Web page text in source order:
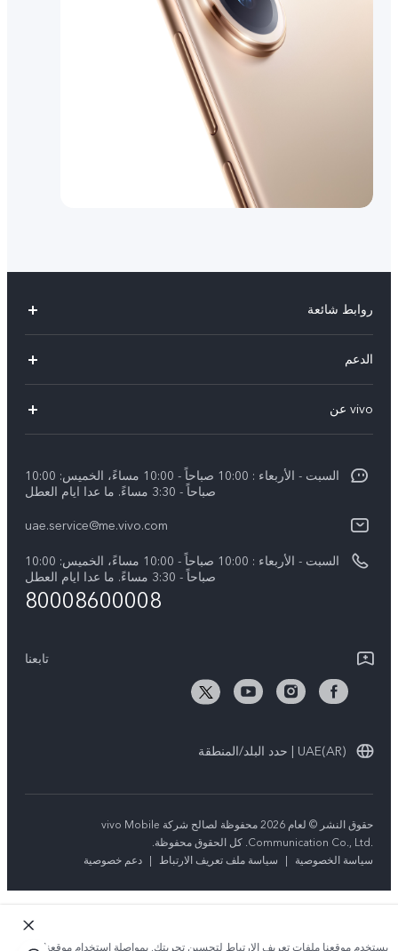
روابط شائعة
X200 FE (New)
Y39 5G
Y04
الدعم
Funtouch OS
بيان الخصوصية بشأن خدمة العملاء
تنزيل جداول LUT لاستعادة السجل
vivo عن
الأخبار
الإشعارات القانونية
نبذة عنا
الأخبار
السبت - الأربعاء : 10:00 صباحاً - 10:00 مساءً، الخميس: 10:00
صباحاً - 3:30 مساءً. ما عدا ايام العطل
uae.service@me.vivo.com
السبت - الأربعاء : 10:00 صباحاً - 10:00 مساءً، الخميس: 10:00
صباحاً - 3:30 مساءً. ما عدا ايام العطل
80008600008
تابعنا
UAE(AR) | حدد البلد/المنطقة
حقوق النشر © لعام 2026 محفوظة لصالح شركة vivo Mobile
Communication Co., Ltd.‎. كل الحقوق محفوظة.
سياسة الخصوصية
| سياسة ملف تعريف الارتباط | دعم خصوصية
يستخدم موقعنا ملفات تعريف الارتباط لتحسين تجربتك. بمواصلة استخدام موقعنا؛